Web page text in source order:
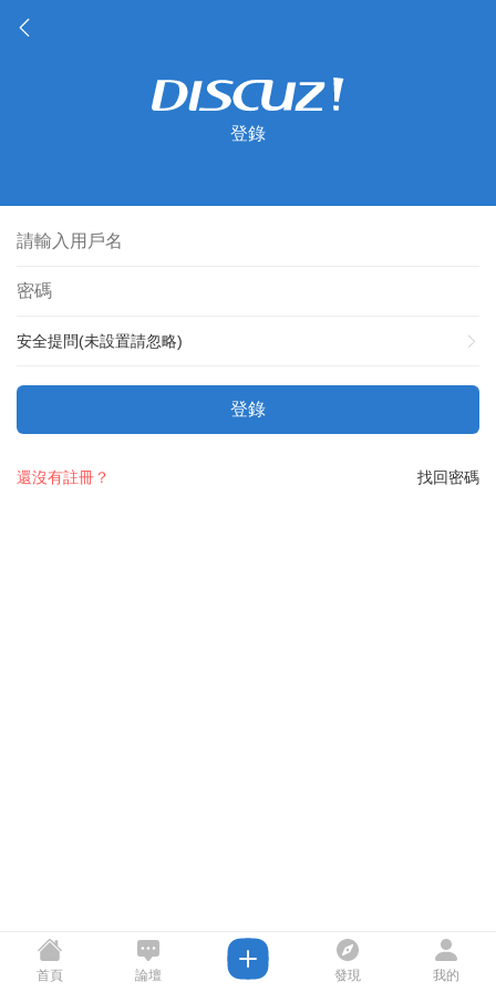
登錄
安全提問(未設置請忽略)
登錄
找回密碼
還沒有註冊？
首頁 論壇 發現 我的